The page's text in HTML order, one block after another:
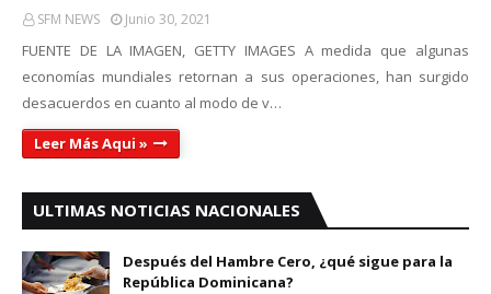
SFM NEWS Junio 30, 2021
FUENTE DE LA IMAGEN, GETTY IMAGES A medida que algunas
economías mundiales retornan a sus operaciones, han surgido
desacuerdos en cuanto al modo de v…
Leer Más Aqui »
ULTIMAS NOTICIAS NACIONALES
Después del Hambre Cero, ¿qué sigue para la
República Dominicana?